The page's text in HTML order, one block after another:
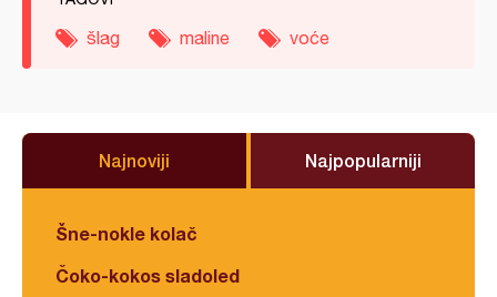
šlag maline voće
Najnoviji Najpopularniji
Šne-nokle kolač
Čoko-kokos sladoled